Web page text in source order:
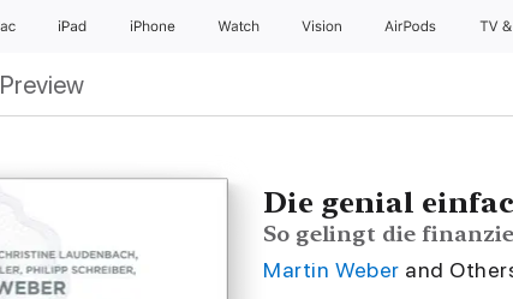
iPad iPhone Watch Vision AirPods TV
Preview
Die genial
So gelingt die
Martin Weber and